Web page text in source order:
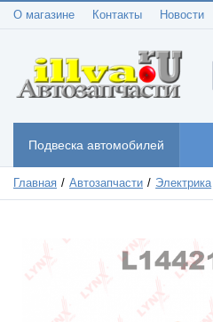
О магазине Контакты Новости
Подвеска автомобилей
Главная Автозапчасти Электрика